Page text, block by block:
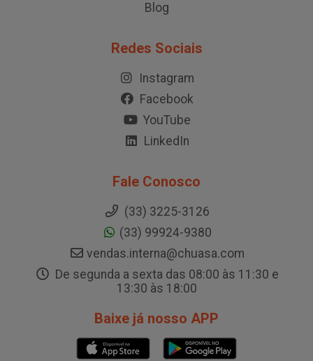
Blog
Redes Sociais
Instagram
Facebook
YouTube
LinkedIn
Fale Conosco
(33) 3225-3126
(33) 99924-9380
vendas.interna@chuasa.com
De segunda a sexta das 08:00 às 11:30 e
13:30 às 18:00
Baixe já nosso APP